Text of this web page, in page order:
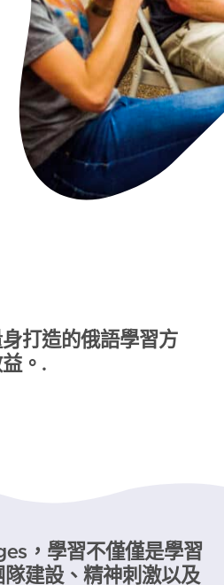
打造的俄語學習方
。.
，學習不僅僅是學習
建設、精神刺激以及